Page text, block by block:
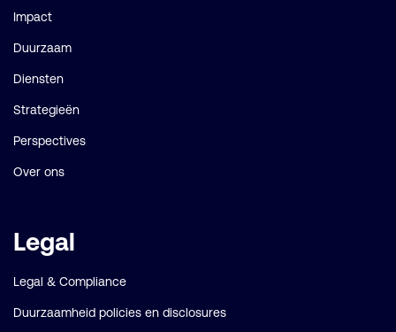
Impact
Duurzaam
Diensten
Strategieën
Perspectives
Over ons
Legal
Legal & Compliance
Duurzaamheid policies en disclosures